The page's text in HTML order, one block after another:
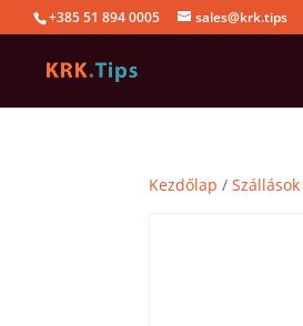
+385 51 894 0005 sales@krk.tips
Kezdőlap /Szállások